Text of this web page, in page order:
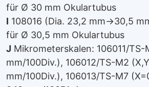
für Ø 30 mm Okulartubus
I 108016 (Dia. 23,2 mm→30,5
für Ø 30,5 mm Okulartubus
J Mikrometerskalen: 106011/TS-
mm/100Div.), 106012/TS-M2
mm/100Div.), 106013/TS-M7